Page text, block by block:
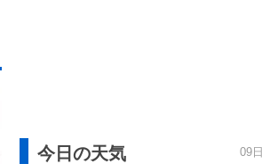
今日の天気 09